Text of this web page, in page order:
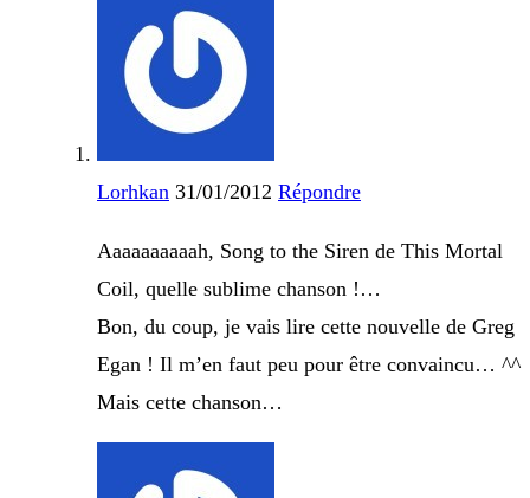
Lorhkan 31/01/2012 Répondre
Aaaaaaaaaah, Song to the Siren de This Mortal
Coil, quelle sublime chanson !…
Bon, du coup, je vais lire cette nouvelle de Greg
Egan ! Il m’en faut peu pour être convaincu… ^^
Mais cette chanson…